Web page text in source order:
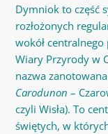
Dymniok to część
rozłożonych
wokół
Wiary Przyrody w
nazwa
Carodunon –
czyli Wisła). To
świętych, w